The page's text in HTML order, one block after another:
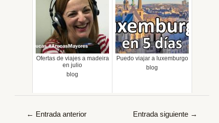
Ofertas de viajes a madeira
en julio
blog
Puedo viajar a luxemburgo
blog
Navegación
← Entrada anterior Entrada siguiente →